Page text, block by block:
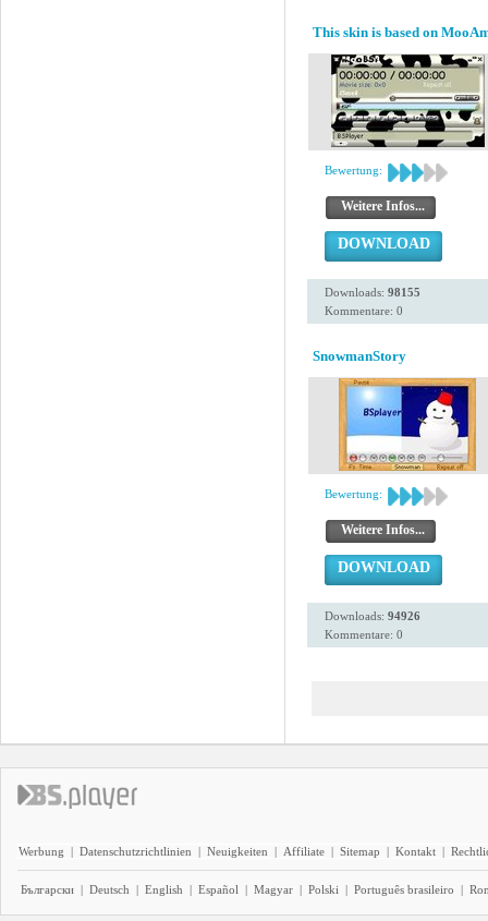
This skin is based on
Bewertung:
Weitere Infos...
DOWNLOAD
Downloads: 98155
Kommentare: 0
SnowmanStory
Bewertung:
Weitere Infos...
DOWNLOAD
Downloads: 94926
Kommentare: 0
Werbung | Datenschutzrichtlinien | Neuigkeiten | Affiliate | Sitemap | Kontakt |
Български | Deutsch | English | Español | Magyar | Polski | Português brasileiro |